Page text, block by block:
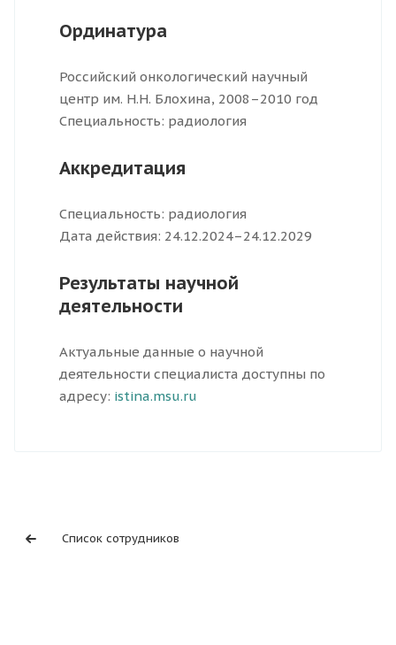
Ординатура
Российский онкологический научный
центр им. Н.Н. Блохина, 2008–2010 год
Специальность: радиология
Аккредитация
Специальность: радиология
Дата действия: 24.12.2024–24.12.2029
Результаты научной
деятельности
Актуальные данные о научной
деятельности специалиста доступны по
адресу: istina.msu.ru
Список сотрудников